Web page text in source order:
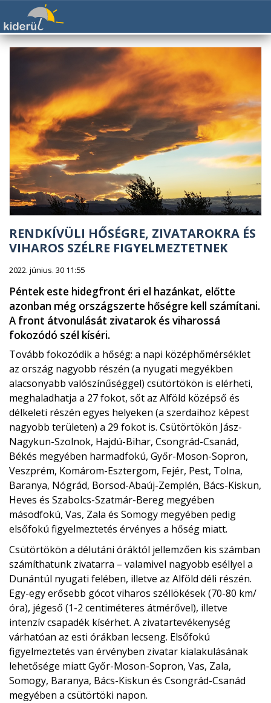
RENDKÍVÜLI HŐSÉGRE, ZIVATAROKRA ÉS
VIHAROS SZÉLRE FIGYELMEZTETNEK
2022. június. 30 11:55
Péntek este hidegfront éri el hazánkat, előtte
azonban még országszerte hőségre kell számítani.
A front átvonulását zivatarok és viharossá
fokozódó szél kíséri.
Tovább fokozódik a hőség: a napi középhőmérséklet
az ország nagyobb részén (a nyugati megyékben
alacsonyabb valószínűséggel) csütörtökön is elérheti,
meghaladhatja a 27 fokot, sőt az Alföld középső és
délkeleti részén egyes helyeken (a szerdaihoz képest
nagyobb területen) a 29 fokot is. Csütörtökön Jász-
Nagykun-Szolnok, Hajdú-Bihar, Csongrád-Csanád,
Békés megyében harmadfokú, Győr-Moson-Sopron,
Veszprém, Komárom-Esztergom, Fejér, Pest, Tolna,
Baranya, Nógrád, Borsod-Abaúj-Zemplén, Bács-Kiskun,
Heves és Szabolcs-Szatmár-Bereg megyében
másodfokú, Vas, Zala és Somogy megyében pedig
elsőfokú figyelmeztetés érvényes a hőség miatt.
Csütörtökön a délutáni óráktól jellemzően kis számban
számíthatunk zivatarra – valamivel nagyobb eséllyel a
Dunántúl nyugati felében, illetve az Alföld déli részén.
Egy-egy erősebb gócot viharos széllökések (70-80 km/
óra), jégeső (1-2 centiméteres átmérővel), illetve
intenzív csapadék kísérhet. A zivatartevékenység
várhatóan az esti órákban lecseng. Elsőfokú
figyelmeztetés van érvényben zivatar kialakulásának
lehetősége miatt Győr-Moson-Sopron, Vas, Zala,
Somogy, Baranya, Bács-Kiskun és Csongrád-Csanád
megyében a csütörtöki napon.